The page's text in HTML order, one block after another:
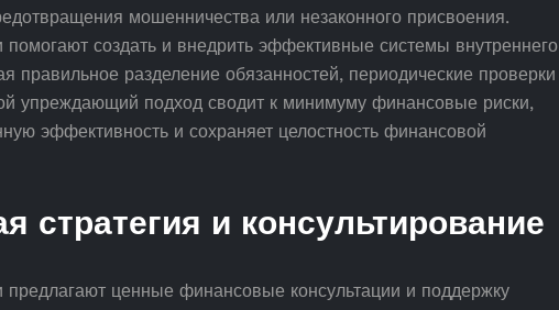
мошенничества или незаконного присвоения.
помогают создать и внедрить эффективные системы внутреннего
правильное разделение обязанностей, периодические проверки
упреждающий подход сводит к минимуму финансовые риски,
эффективность и сохраняет целостность финансовой
стратегия и консультирование
предлагают ценные финансовые консультации и поддержку